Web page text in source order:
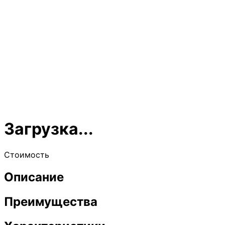
Загрузка...
Стоимость
Описание
Преимущества